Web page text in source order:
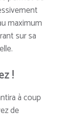
maximum
sur sa
!
à coup
de